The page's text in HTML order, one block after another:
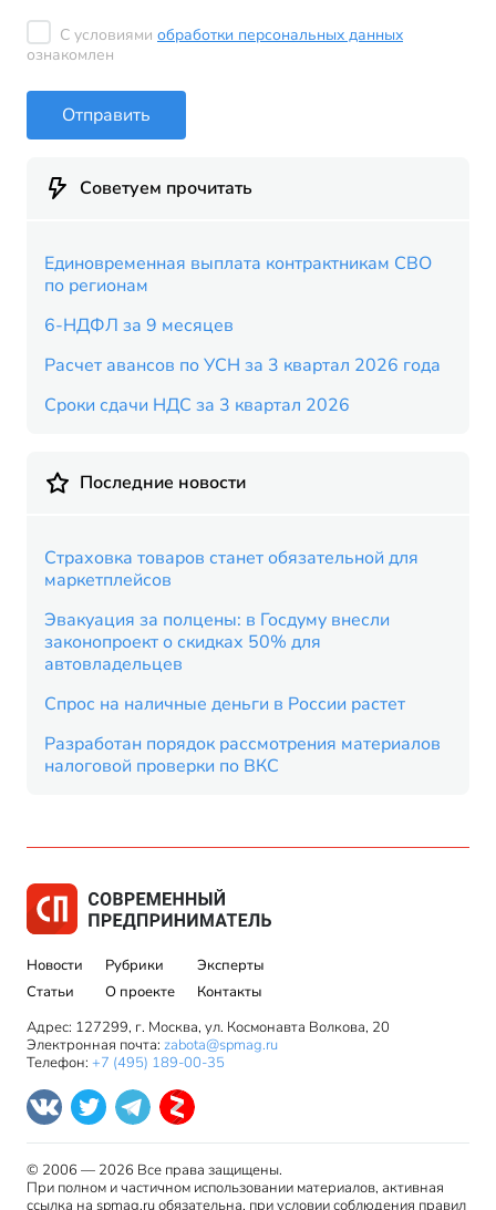
С условиями обработки персональных данных
ознакомлен
Отправить
Советуем прочитать
Единовременная выплата контрактникам СВО
по регионам
6-НДФЛ за 9 месяцев
Расчет авансов по УСН за 3 квартал 2026 года
Сроки сдачи НДС за 3 квартал 2026
Последние новости
Страховка товаров станет обязательной для
маркетплейсов
Эвакуация за полцены: в Госдуму внесли
законопроект о скидках 50% для
автовладельцев
Спрос на наличные деньги в России растет
Разработан порядок рассмотрения материалов
налоговой проверки по ВКС
Новости
Статьи
Рубрики
О проекте
Эксперты
Контакты
Адрес: 127299, г. Москва, ул. Космонавта Волкова, 20
Электронная почта: zabota@spmag.ru
Телефон: +7 (495) 189-00-35
© 2006 — 2026 Все права защищены.
При полном и частичном использовании материалов, активная
ссылка на spmag.ru обязательна, при условии соблюдения правил